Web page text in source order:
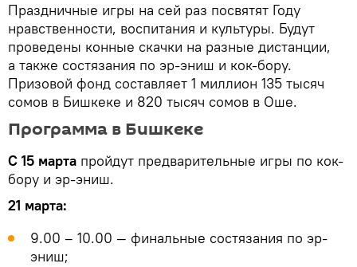
Праздничные игры на сей раз посвятят Году
нравственности, воспитания и культуры. Будут
проведены конные скачки на разные дистанции,
а также состязания по эр-эниш и кок-бору.
Призовой фонд составляет 1 миллион 135 тысяч
сомов в Бишкеке и 820 тысяч сомов в Оше.
Программа в Бишкеке
С 15 марта пройдут предварительные игры по кок-
бору и эр-эниш.
21 марта:
9.00 – 10.00 — финальные состязания по эр-
эниш;